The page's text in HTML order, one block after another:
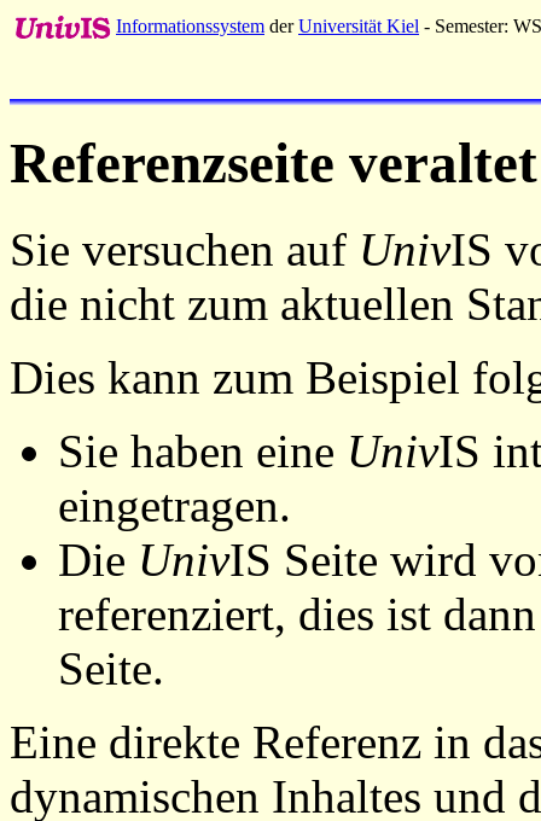
Informationssystem derUniversität Kiel - Semester:
Referenzseite veraltet
Sie versuchen auf UnivIS
die nicht zum aktuellen
Dies kann zum Beispiel
Sie haben eine UnivIS
eingetragen.
Die UnivIS Seite wird
referenziert, dies ist
Seite.
Eine direkte Referenz in
dynamischen Inhaltes und